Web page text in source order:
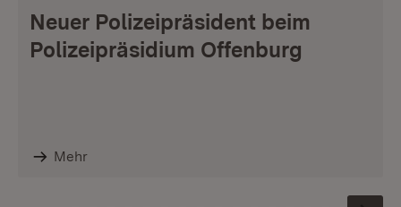
Neuer Polizeipräsident beim
Polizeipräsidium Offenburg
Mehr